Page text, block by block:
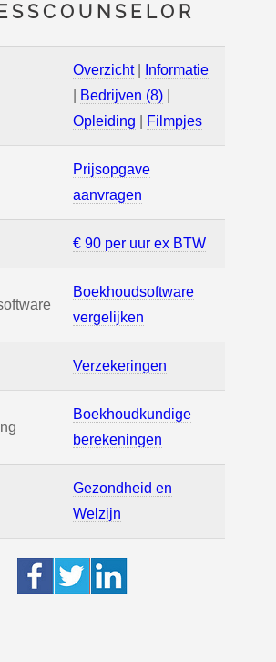
Overzicht|
Informatie
Bedrijven (8)
Opleiding
Filmpjes
Prijsopgave
aanvragen
€ 90 per uur ex BTW
Boekhoudsoftware
vergelijken
Verzekeringen
Boekhoudkundige
berekeningen
Gezondheid en
Welzijn